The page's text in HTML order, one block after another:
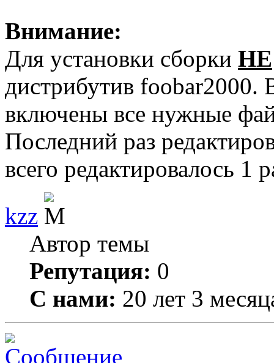
Внимание:
Для установки сборки НЕ
дистрибутив
включены все нужные
Последний раз
всего редактировалось 1
kzz
Автор темы
Репутация: 0
С нами: 20 лет 3